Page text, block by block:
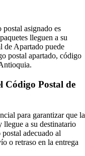
asignado es
lleguen a su
de Apartado puede
postal apartado, código
Código Postal de
para garantizar que la
llegue a su destinatario
adecuado al
o retraso en la entrega